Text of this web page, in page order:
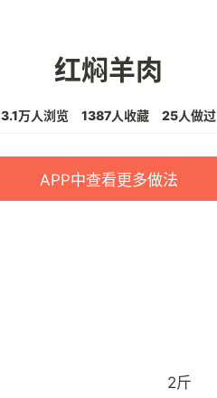
红焖羊肉
3.1万人浏览 1387人收藏 25人做过
APP中查看更多做法
2斤